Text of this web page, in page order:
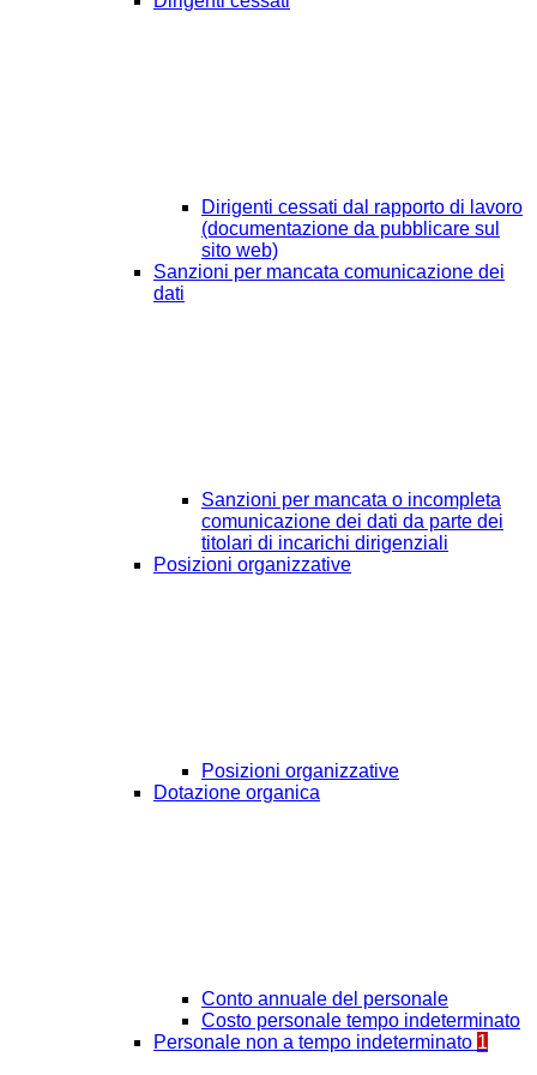
Dirigenti cessati dal rapporto di lavoro
(documentazione da pubblicare sul
sito web)
Sanzioni per mancata comunicazione dei
dati
Sanzioni per mancata o incompleta
comunicazione dei dati da parte dei
titolari di incarichi dirigenziali
Posizioni organizzative
Posizioni organizzative
Dotazione organica
Conto annuale del personale
Costo personale tempo indeterminato
Personale non a tempo indeterminato 1